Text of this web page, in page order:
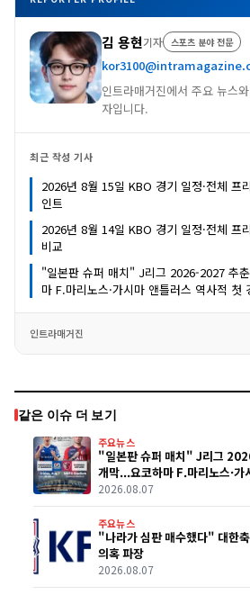
김 용현기자 스포츠 분야 전문
인트라매거진에서 주요 뉴스
자입니다.
최근 작성 기사
2026년 8월 15일 KBO 경기 일정·전체 프
인트
2026년 8월 14일 KBO 경기 일정·전체 프
비교
"일본판 슈퍼 매치" J리그 2026-2027 추
마 F.마리노스·가시마 앤틀러스 역사적 첫
인트라매거진
같은 이슈 더 보기
주요뉴스
"일본판 슈퍼 매치" J리그
개막...요코하마 F.마리노스·가
2026.08.07
주요뉴스
"나라가 심판 매수했다" 대한
의혹 파장
2026.08.07